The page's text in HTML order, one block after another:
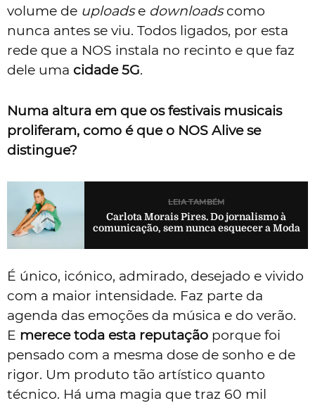
volume de uploadse downloadscomo
nunca antes se viu. Todos ligados, por esta
rede que a NOS instala no recinto e que faz
dele uma cidade 5G.
Numa altura em que os festivais musicais
proliferam, como é que o NOS Alive se
distingue?
LEIA TAMBÉM
Carlota Morais Pires. Do jornalismo à
comunicação, sem nunca esquecer a Moda
É único, icónico, admirado, desejado e vivido
com a maior intensidade. Faz parte da
agenda das emoções da música e do verão.
E merece toda esta reputação porque foi
pensado com a mesma dose de sonho e de
rigor. Um produto tão artístico quanto
técnico. Há uma magia que traz 60 mil